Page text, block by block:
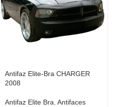
Antifaz Elite-Bra CHARGER
2008
Antifaz Elite Bra Antifaces